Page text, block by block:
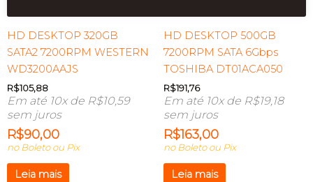
HD DESKTOP 320GB
SATA2 7200RPM WESTERN
WD3200AAJS
R$105,88
Em até 10x de R$10,59
sem juros
R$90,00
no Boleto ou Pix
Leia mais
HD DESKTOP 500GB
7200RPM SATA 6Gbps
TOSHIBA DT01ACA050
R$191,76
Em até 10x de R$19,18
sem juros
R$163,00
no Boleto ou Pix
Leia mais